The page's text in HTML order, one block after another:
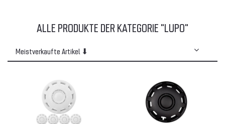
ALLE PRODUKTE DER KATEGORIE "LUPO"